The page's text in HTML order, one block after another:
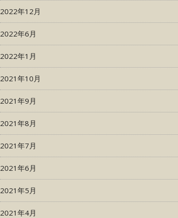
2022年12月
2022年6月
2022年1月
2021年10月
2021年9月
2021年8月
2021年7月
2021年6月
2021年5月
2021年4月